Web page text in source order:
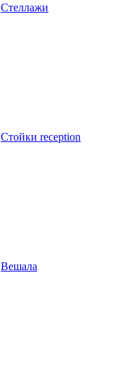
Стеллажи
Стойки reception
Вешала